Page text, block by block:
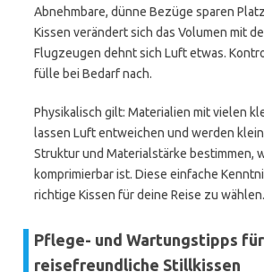
Abnehmbare, dünne Bezüge sparen
Kissen verändert sich das Volumen mit
Flugzeugen dehnt sich Luft etwas.
fülle bei Bedarf nach.
Physikalisch gilt: Materialien mit vielen
lassen Luft entweichen und werden
Struktur und Materialstärke bestimmen,
komprimierbar ist. Diese einfache
richtige Kissen für deine Reise zu wählen.
Pflege- und Wartungstipps für
reisefreundliche Stillkissen